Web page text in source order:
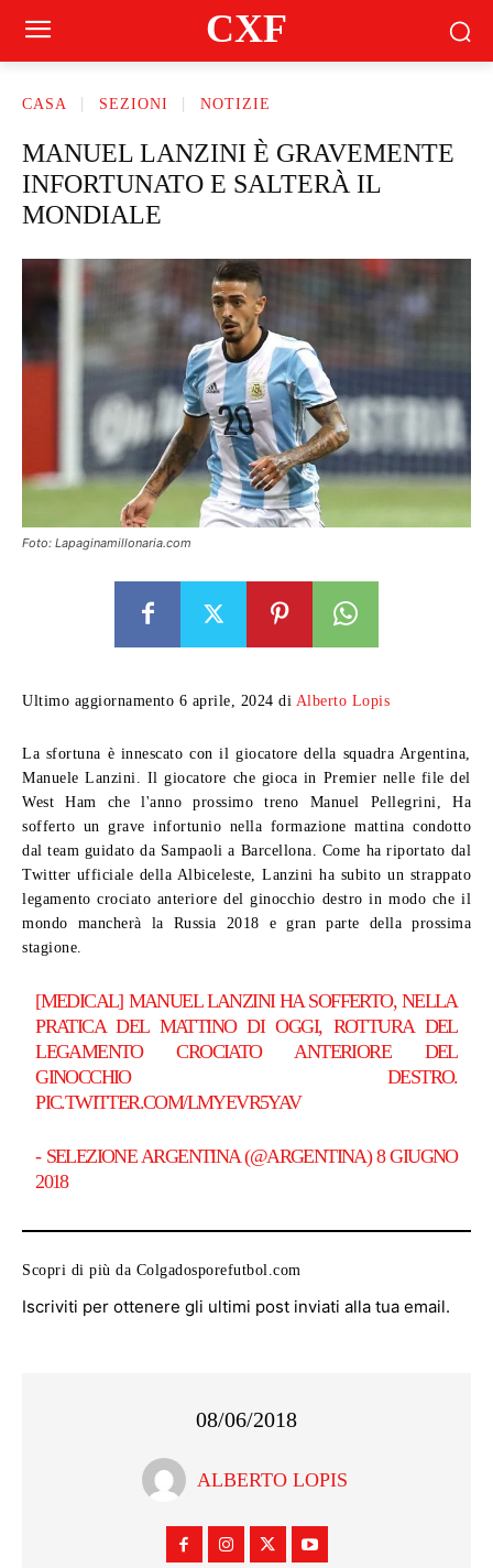
CXF
CASA SEZIONI NOTIZIE
MANUEL LANZINI È GRAVEMENTE
INFORTUNATO E SALTERÀ IL
MONDIALE
Foto: Lapaginamillonaria.com
Ultimo aggiornamento 6 aprile, 2024 di Alberto Lopis
La sfortuna è innescato con il giocatore della squadra Argentina,
Manuele Lanzini. Il giocatore che gioca in Premier nelle file del
West Ham che l'anno prossimo treno Manuel Pellegrini, Ha
sofferto un grave infortunio nella formazione mattina condotto
dal team guidato da Sampaoli a Barcellona. Come ha riportato dal
Twitter ufficiale della Albiceleste, Lanzini ha subito un strappato
legamento crociato anteriore del ginocchio destro in modo che il
mondo mancherà la Russia 2018 e gran parte della prossima
stagione.
[MEDICAL] MANUEL LANZINI HA SOFFERTO, NELLA
PRATICA DEL MATTINO DI OGGI, ROTTURA DEL
LEGAMENTO CROCIATO ANTERIORE DEL
GINOCCHIO DESTRO.
PIC.TWITTER.COM/LMYEVR5YAV
- SELEZIONE ARGENTINA (@ARGENTINA)8 GIUGNO
2018
Scopri di più da Colgadosporefutbol.com
Iscriviti per ottenere gli ultimi post inviati alla tua email.
08/06/2018
ALBERTO LOPIS